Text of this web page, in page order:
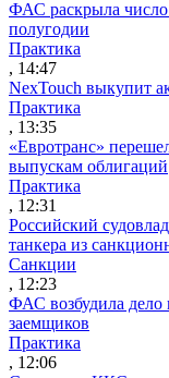
ФАС раскрыла число
полугодии
Практика
, 14:47
NexTouch выкупит
Практика
, 13:35
«Евротранс»
выпускам облигаций
Практика
, 12:31
Российский
танкера из
Санкции
, 12:23
ФАС возбудила дело
заемщиков
Практика
, 12:06